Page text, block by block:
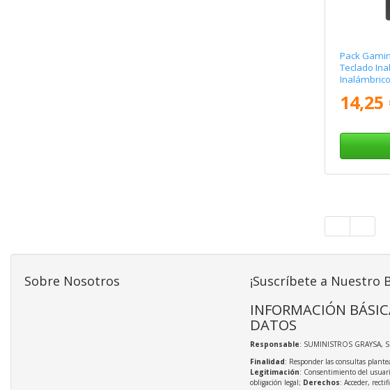
Pack
Teclado
14,25
Sobre Nosotros ¡Suscríbete a Nuestro
INFORMACIÓN
DATOS
Responsable: SUMINISTROS GRAYSA,
Finalidad: Responder las consultas
Legitimación: Consentimiento del
obligación legal; Derechos: Acceder,